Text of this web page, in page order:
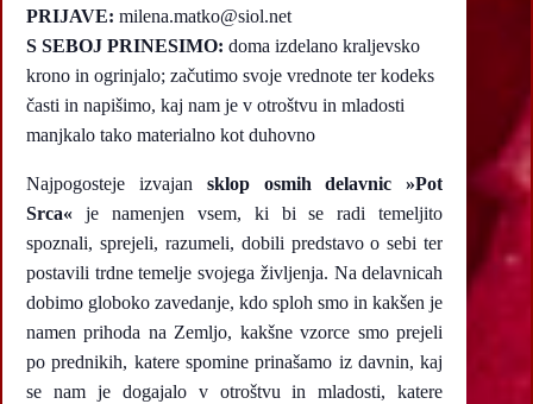
PRIJAVE: milena.matko@siol.net
S SEBOJ PRINESIMO: doma izdelano kraljevsko
krono in ogrinjalo; začutimo svoje vrednote ter kodeks
časti in napišimo, kaj nam je v otroštvu in mladosti
manjkalo tako materialno kot duhovno
Najpogosteje izvajan sklop osmih delavnic »Pot
Srca« je namenjen vsem, ki bi se radi temeljito
spoznali, sprejeli, razumeli, dobili predstavo o sebi ter
postavili trdne temelje svojega življenja. Na delavnicah
dobimo globoko zavedanje, kdo sploh smo in kakšen je
namen prihoda na Zemljo, kakšne vzorce smo prejeli
po prednikih, katere spomine prinašamo iz davnin, kaj
se nam je dogajalo v otroštvu in mladosti, katere